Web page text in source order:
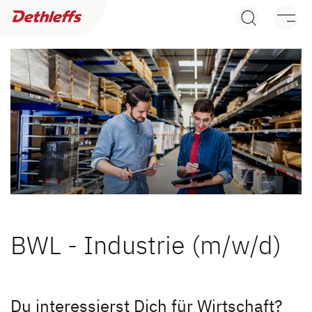
Wohnwagen
Wohnmobile
Camper Vans
Dethleffs Original Zubehör
Dethleffs Versprechen
BWL - Industrie (m/w/d)
Du interessierst Dich für Wirtschaft?
Händlersuche